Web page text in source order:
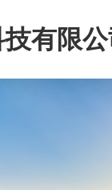
有限